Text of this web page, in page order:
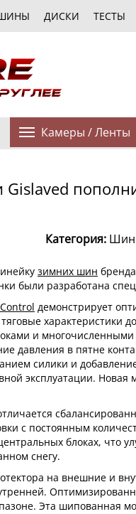
ДИСКИ ТЕСТЫ
Камеры / Ленты
Категория:
зимних шин бренда
были разработана
демонстрирует
характеристики
и
давления в пятне
силики и
эксплуатации.
с постоянным
блоках, что
снегу.
на внешние и
Эта шипованная